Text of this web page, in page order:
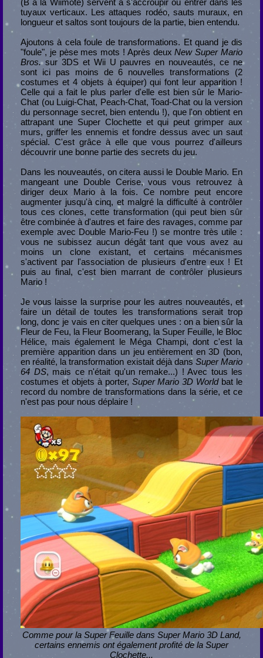
(B à la Wiimote) servent à s'accroupir ou entrer dans les
tuyaux verticaux. Les attaques rodéo, sauts muraux, en
longueur et saltos sont toujours de la partie, bien entendu.
Ajoutons à cela foule de transformations. Et quand je dis
"foule", je pèse mes mots ! Après deuxNew Super Mario
Bros.sur 3DS et Wii U pauvres en nouveautés, ce ne
sont ici pas moins de 6 nouvelles transformations (2
costumes et 4 objets à équiper) qui font leur apparition !
Celle qui a fait le plus parler d'elle est bien sûr le Mario-
Chat (ou Luigi-Chat, Peach-Chat, Toad-Chat ou la version
du personnage secret, bien entendu !), que l'on obtient en
attrapant une Super Clochette et qui peut grimper aux
murs, griffer les ennemis et fondre dessus avec un saut
spécial. C'est grâce à elle que vous pourrez d'ailleurs
découvrir une bonne partie des secrets du jeu.
Dans les nouveautés, on citera aussi le Double Mario. En
mangeant une Double Cerise, vous vous retrouvez à
diriger deux Mario à la fois. Ce nombre peut encore
augmenter jusqu'à cinq, et malgré la difficulté à contrôler
tous ces clones, cette transformation (qui peut bien sûr
être combinée à d'autres et faire des ravages, comme par
exemple avec Double Mario-Feu !) se montre très utile :
vous ne subissez aucun dégât tant que vous avez au
moins un clone existant, et certains mécanismes
s'activent par l'association de plusieurs d'entre eux ! Et
puis au final, c'est bien marrant de contrôler plusieurs
Mario !
Je vous laisse la surprise pour les autres nouveautés, et
faire un détail de toutes les transformations serait trop
long, donc je vais en citer quelques unes : on a bien sûr la
Fleur de Feu, la Fleur Boomerang, la Super Feuille, le Bloc
Hélice, mais également le Méga Champi, dont c'est la
première apparition dans un jeu entièrement en 3D (bon,
en réalité, la transformation existait déjà dans Super Mario
64 DS, mais ce n'était qu'un remake...) ! Avec tous les
costumes et objets à porter, Super Mario 3D Worldbat le
record du nombre de transformations dans la série, et ce
n'est pas pour nous déplaire !
Comme pour la Super Feuille dans Super Mario 3D Land,
certains ennemis ont également profité de la Super
Clochette...